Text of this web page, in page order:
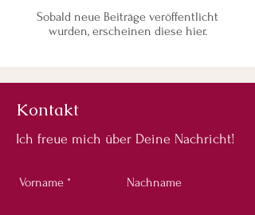
Sobald neue Beiträge veröffentlicht
wurden, erscheinen diese hier.
Kontakt
Ich freue mich über Deine Nachricht!
Vorname Nachname